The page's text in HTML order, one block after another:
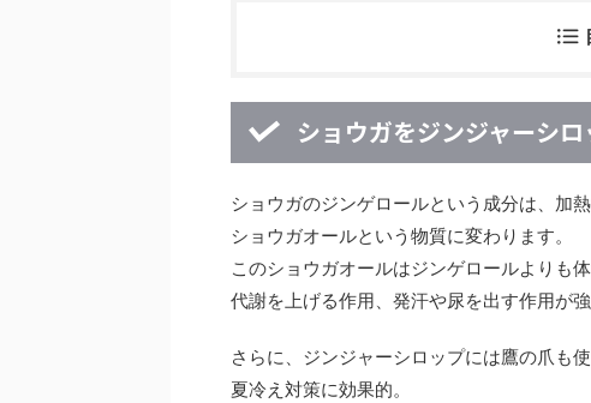
ショウガをジンジャーシ
ショウガのジンゲロールという成分は、加
ショウガオールという物質に変わります。
このショウガオールはジンゲロールよりも
代謝を上げる作用、発汗や尿を出す作用が強
さらに、ジンジャーシロップには鷹の爪も使
夏冷え対策に効果的。